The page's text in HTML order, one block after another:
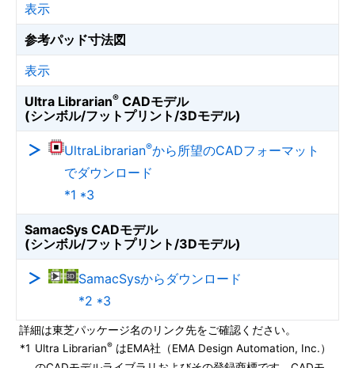
表示
参考パッド寸法図
表示
Ultra Librarian® CADモデル
(シンボル/フットプリント/3Dモデル)
UltraLibrarian®から所望のCADフォーマット
でダウンロード
*1 *3
SamacSys CADモデル
(シンボル/フットプリント/3Dモデル)
SamacSysからダウンロード
*2 *3
詳細は東芝パッケージ名のリンク先をご確認ください。
*1 Ultra Librarian® はEMA社（EMA Design Automation, Inc.）